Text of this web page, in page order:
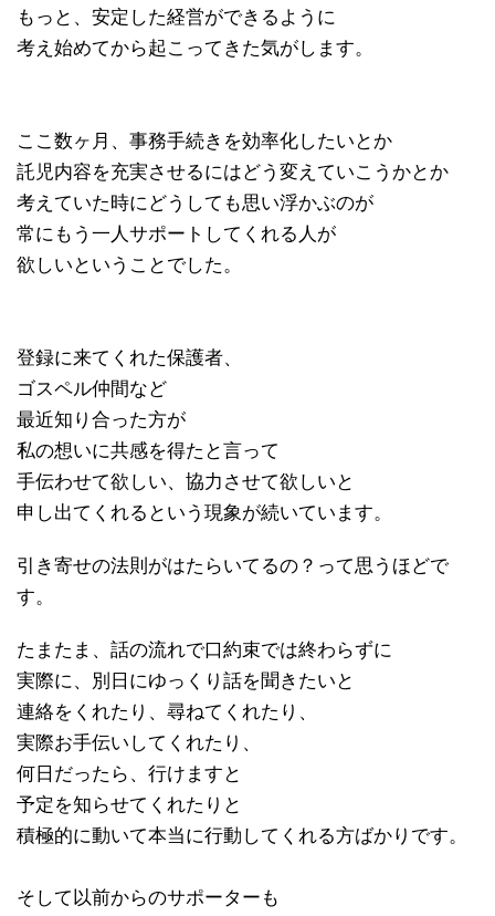
もっと、安定した経営ができるように
考え始めてから起こってきた気がします。
ここ数ヶ月、事務手続きを効率化したいとか
託児内容を充実させるにはどう変えていこうかとか
考えていた時にどうしても思い浮かぶのが
常にもう一人サポートしてくれる人が
欲しいということでした。
登録に来てくれた保護者、
ゴスペル仲間など
最近知り合った方が
私の想いに共感を得たと言って
手伝わせて欲しい、協力させて欲しいと
申し出てくれるという現象が続いています。
引き寄せの法則がはたらいてるの？って思うほどで
す。
たまたま、話の流れで口約束では終わらずに
実際に、別日にゆっくり話を聞きたいと
連絡をくれたり、尋ねてくれたり、
実際お手伝いしてくれたり、
何日だったら、行けますと
予定を知らせてくれたりと
積極的に動いて本当に行動してくれる方ばかりです。
そして以前からのサポーターも